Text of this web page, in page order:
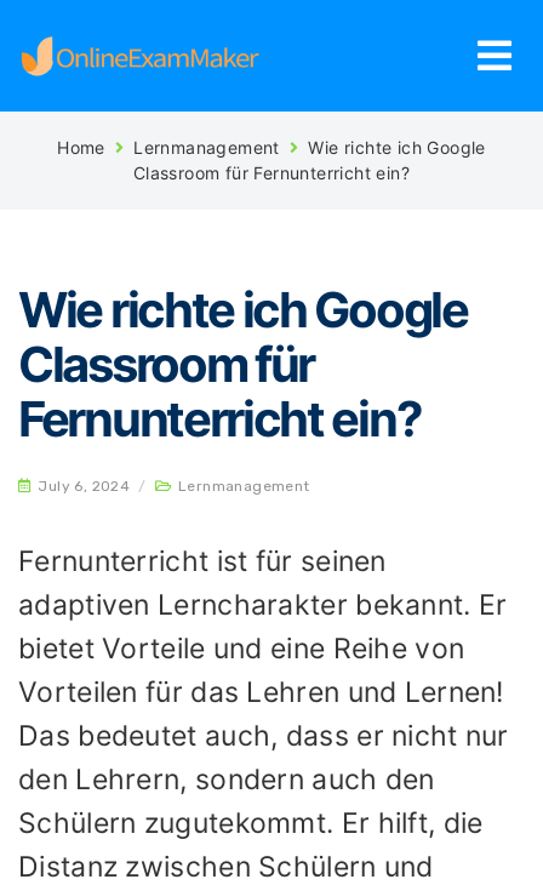
Home Lernmanagement
Wie richte ich Google
Classroom für Fernunterricht ein?
Wie richte ich Google
Classroom für
Fernunterricht ein?
July 6, 2024 / Lernmanagement
Fernunterricht ist für seinen
adaptiven Lerncharakter bekannt. Er
bietet Vorteile und eine Reihe von
Vorteilen für das Lehren und Lernen!
Das bedeutet auch, dass er nicht nur
den Lehrern, sondern auch den
Schülern zugutekommt. Er hilft, die
Distanz zwischen Schülern und